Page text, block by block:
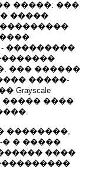
�����: ���
�����
- ���������
��� ������
�����-
����� ����
��������,
� �����
����